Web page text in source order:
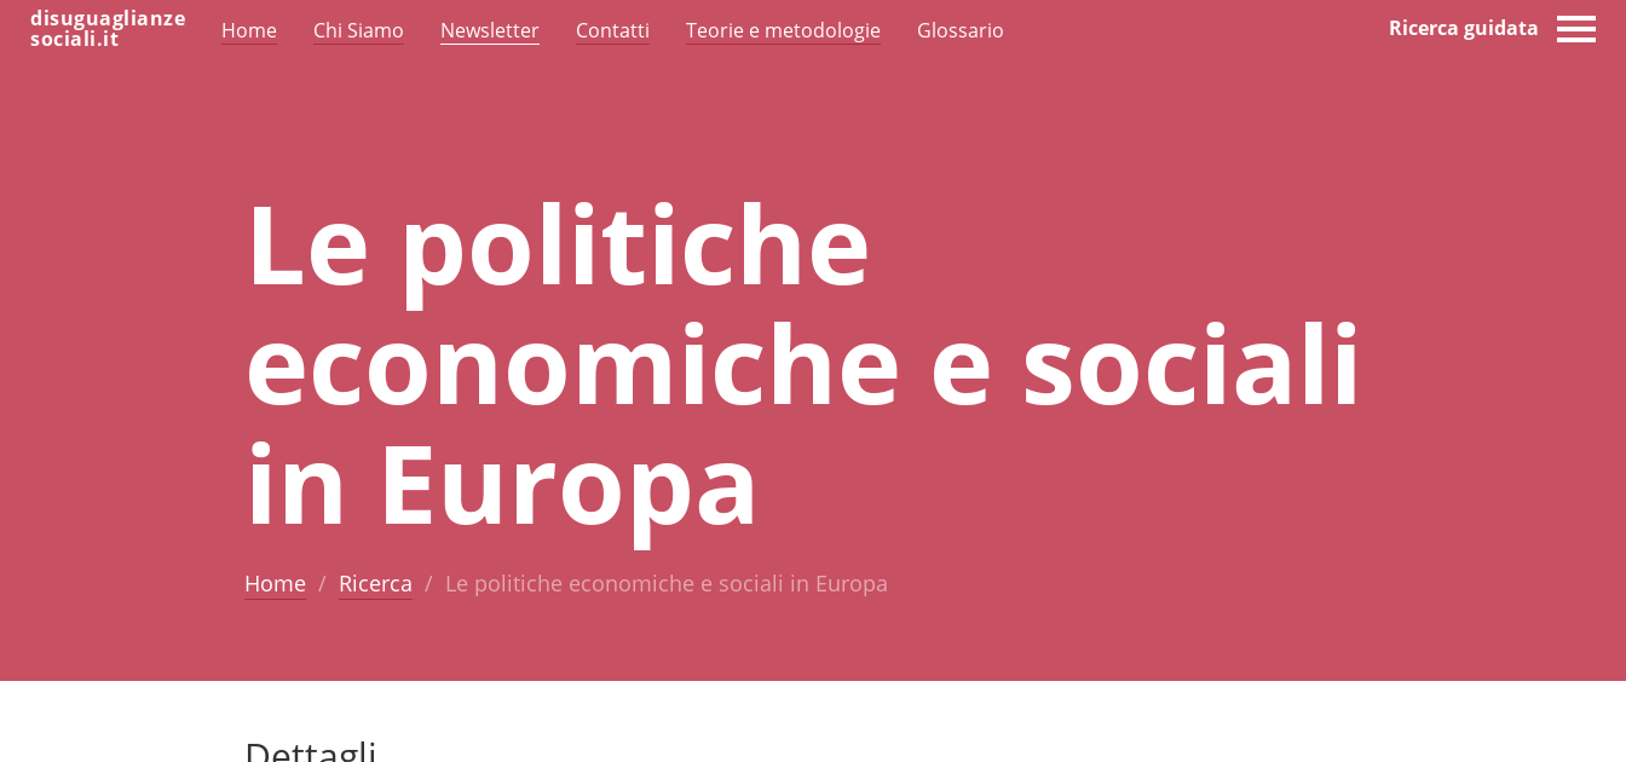
disuguaglianze
sociali.it Home Chi Siamo Newsletter Contatti Teorie e metodologie Glossario Ricerca guidata
Le politiche
economiche e sociali
in Europa
Home Ricerca Le politiche economiche e sociali in Europa